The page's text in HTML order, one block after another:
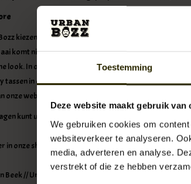
Toestemming
Deze website maakt gebruik van
We gebruiken cookies om
websiteverkeer te analyseren.
media, adverteren en analyse.
verstrekt of die ze hebben
kiezen we voor representatieve mannentassen,
komt niet in ons woordenboek voor: de combinatie
look. In ons uitgebreide assortiment vind je onder
tassen in diverse kleuren en prints. Alles om de
onze webshop of onze fysieke winkel aan de
kunt u ons natuurlijk ook telefonisch bereiken 076-
in onze shop.
Beek // Urban Bozz crew